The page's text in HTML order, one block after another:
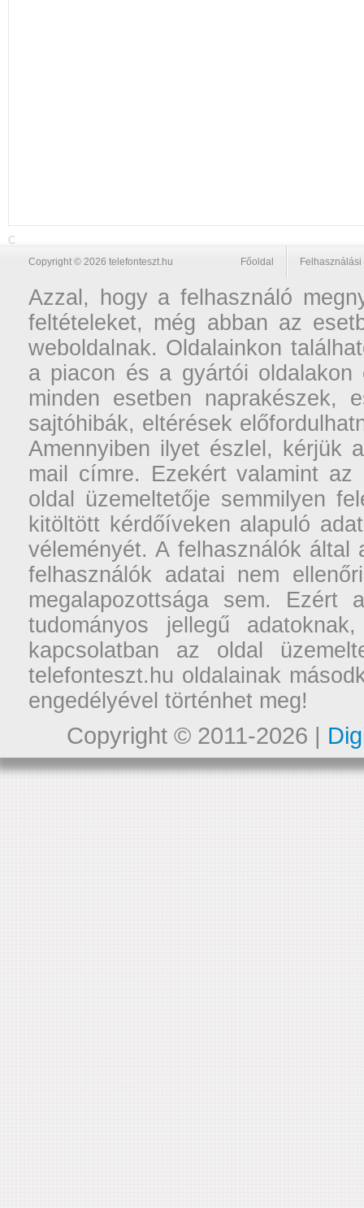
C
Copyright © 2026 telefonteszt.hu Főoldal
Azzal, hogy a felhasználó
feltételeket, még abban az
weboldalnak. Oldalainkon
a piacon és a gyártói oldalakon
minden esetben naprakészek,
sajtóhibák, eltérések
Amennyiben ilyet észlel, kérjük
mail címre. Ezekért valamint
oldal üzemeltetője semmilyen
kitöltött kérdőíveken alapuló
véleményét. A felhasználók
felhasználók adatai nem
megalapozottsága sem. Ezért
tudományos jellegű
kapcsolatban az oldal
telefonteszt.hu oldalainak
engedélyével történhet meg!
Copyright © 2011-2026 |